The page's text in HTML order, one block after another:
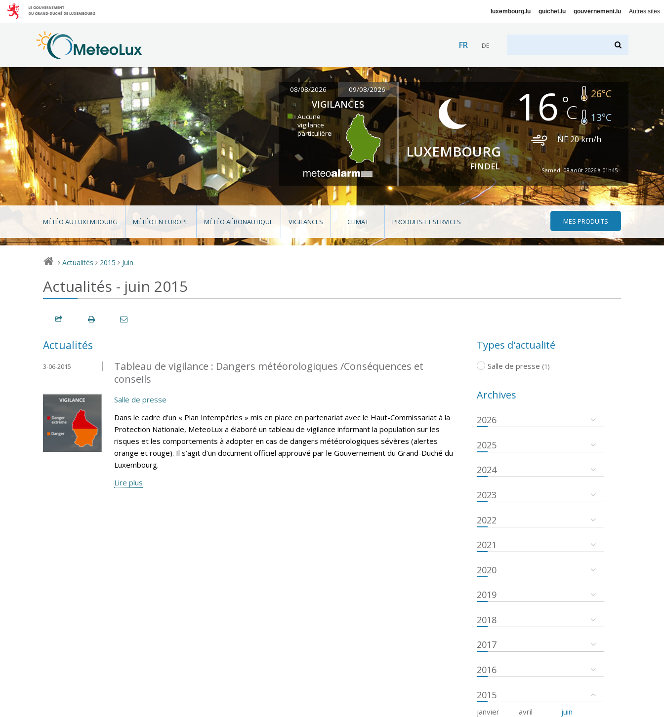
luxembourg.lu guichet.lu gouvernement.lu Autres sites
FR DE
08/08/2026 09/08/2026
VIGILANCES
Aucune
vigilance
particulière
LUXEMBOURG
FINDEL
16 26°C
13°C
NE 20km/h
Samedi 08 août 2026 à 01h45
MÉTÉO AU LUXEMBOURG MÉTÉO EN EUROPE MÉTÉO AÉRONAUTIQUE VIGILANCES CLIMAT PRODUITS ET SERVICES MES PRODUITS
> Actualités > 2015 > Juin
Actualités - juin 2015
Actualités
Tableau de vigilance : Dangers météorologiques /Conséquences et
conseils
3-06-2015
Salle de presse
Dans le cadre d’un « Plan Intempéries » mis en place en partenariat avec le Haut-Commissariat à la
Protection Nationale, MeteoLux a élaboré un tableau de vigilance informant la population sur les
risques et les comportements à adopter en cas de dangers météorologiques sévères (alertes
orange et rouge). Il s’agit d’un document officiel approuvé par le Gouvernement du Grand-Duché du
Luxembourg.
Lire plus
Types d'actualité
Salle de presse (1)
Archives
2026
2025
2024
2023
2022
2021
2020
2019
2018
2017
2016
2015
janvier avril
juin